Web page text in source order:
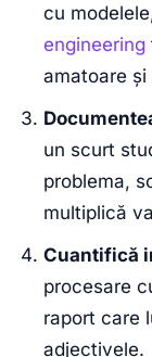
cu
engineering
amatoare
un scurt
problema,
multiplică
Cuantifică
procesare
raport care
adjectivele.